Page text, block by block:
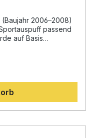
2006–2008)
passend
auf Basis
und
Ihr Fahrzeug nicht
auch ein
Fahrerlebnis
auf höchstem
gewährleistet